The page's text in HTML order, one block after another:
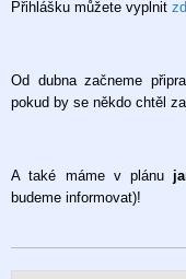
Přihlášku můžete vyplnit
Od dubna začneme
pokud by se někdo chtěl
A také máme v plánu
budeme informovat)!